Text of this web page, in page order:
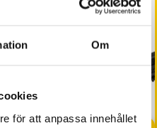
Om
för att anpassa innehållet